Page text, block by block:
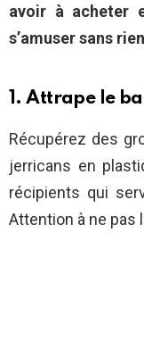
avoir à acheter
s’amuser sans
1. Attrape le
Récupérez des
jerricans en
récipients qui
Attention à ne pas